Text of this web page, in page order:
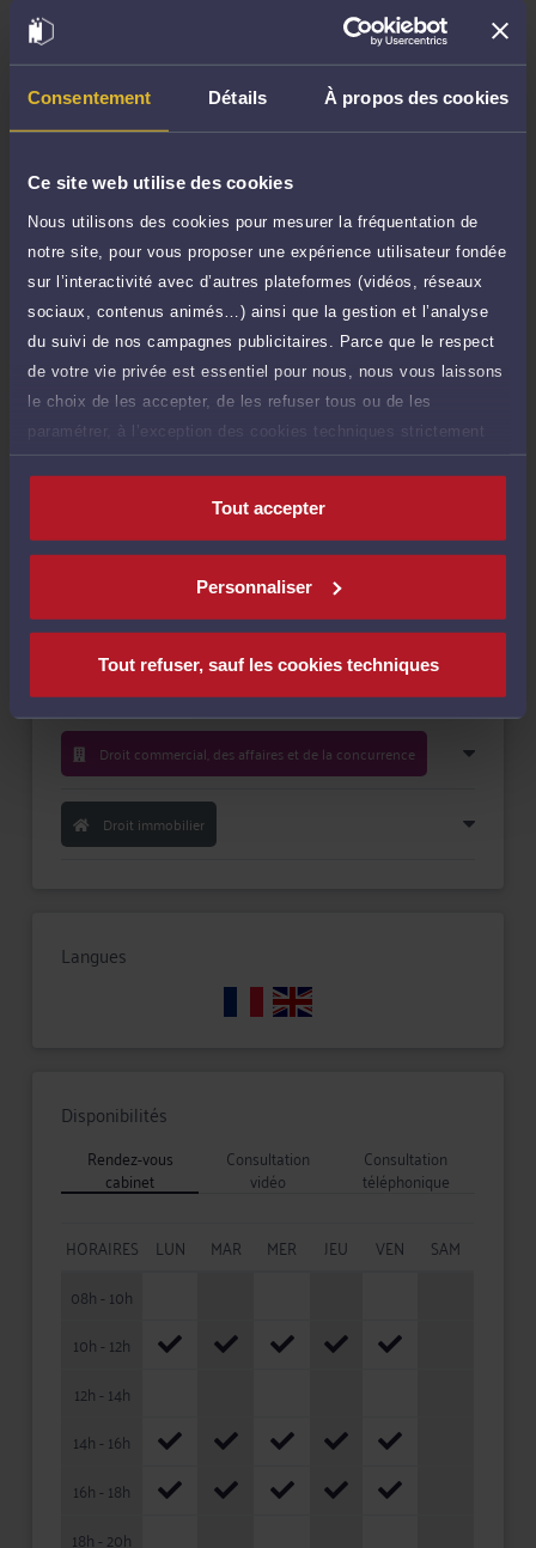
Consentement Détails À propos des cookies
Ce site web utilise des cookies
Nous utilisons des cookies pour mesurer la fréquentation de
notre site, pour vous proposer une expérience utilisateur fondée
sur l’interactivité avec d’autres plateformes (vidéos, réseaux
sociaux, contenus animés…) ainsi que la gestion et l’analyse
du suivi de nos campagnes publicitaires. Parce que le respect
de votre vie privée est essentiel pour nous, nous vous laissons
le choix de les accepter, de les refuser tous ou de les
paramétrer, à l’exception des cookies techniques strictement
nécessaires au fonctionnement du site.
Tout accepter
Personnaliser
Tout refuser, sauf les cookies techniques
de 1.000 caractères)
80 €
Consultation écrite
Etude de votre dossier + possibilité
d'ajout d'une pièce jointe
280 €
TTC
Consulter par écrit
Payer des honoraires ou une facture
Vous souhaitez payer une facture ou des
honoraires à l’avocat par Carte Bancaire.
Payer
Compétences
Droit de la famille, des personnes et de leur patrimoine
Droit commercial, des affaires et de la concurrence
Droit immobilier
Langues
Disponibilités
Rendez-vous
cabinet
Consultation
vidéo
Consultation
téléphonique
HORAIRES LUN MAR MER JEU VEN
SAM
08h - 10h
10h - 12h
12h - 14h
14h - 16h
16h - 18h
18h - 20h